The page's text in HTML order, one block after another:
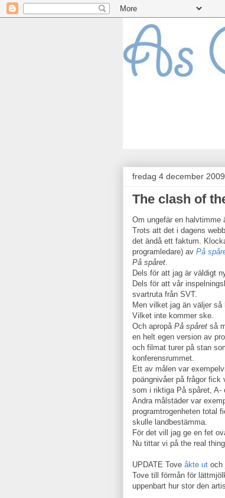
fredag 4 december 2009
The clash of
Om ungefär en halvtimme
Trots att det i dagens
det ändå ett faktum.
programledare) av På
På spåret.
Dels för att jag är väldigt
Dels för att vår
svartruta från SVT.
Men vilket jag än väljer
Vilket inte kommer ske.
Och apropå På spåret så
en helt egen version av
och filmat turer på stan
konferensrummet.
Ett av målen var
poängnivåer på frågor
som i riktiga På spåret, A-
Andra målstäder var
programtrogenheten total
skulle landbestämma.
För det vill jag ge en fet
Nu tittar vi på the real
UPDATE Tove åkte ut och
Tove till förmån för
uppenbart hur stor den